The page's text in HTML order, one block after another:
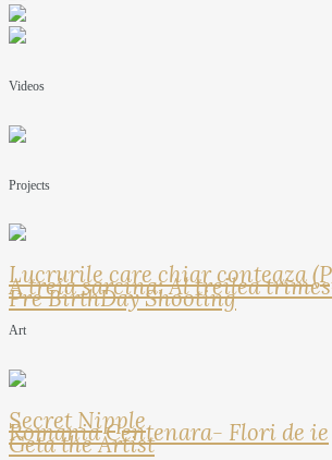
Videos
Projects
Lucrurile care chiar conteaza
A treia sarcina: Al treilea
Pre BirthDay Shooting
Art
Secret Nipple
Romania Centenara- Flori de ie
Geta the Artist